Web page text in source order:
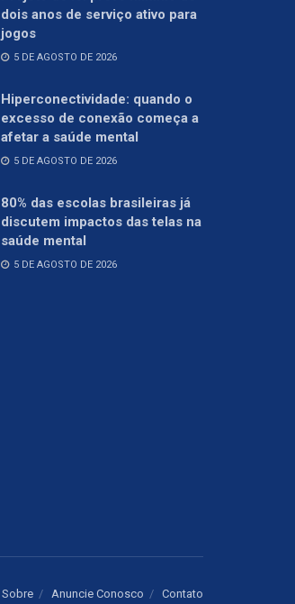
dois anos de serviço ativo para
jogos
5 DE AGOSTO DE 2026
Hiperconectividade: quando o
excesso de conexão começa a
afetar a saúde mental
5 DE AGOSTO DE 2026
80% das escolas brasileiras já
discutem impactos das telas na
saúde mental
5 DE AGOSTO DE 2026
Sobre Anuncie Conosco Contato